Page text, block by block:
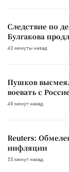
Следствие по
Булгакова
43 минуты назад
Пушков
воевать с
49 минут назад
Reuters:
инфляции
55 минут назад